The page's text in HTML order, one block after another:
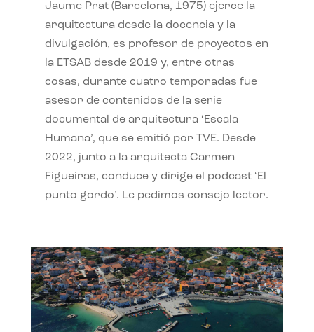
Jaume Prat (Barcelona, 1975) ejerce la
arquitectura desde la docencia y la
divulgación, es profesor de proyectos en
la ETSAB desde 2019 y, entre otras
cosas, durante cuatro temporadas fue
asesor de contenidos de la serie
documental de arquitectura ‘Escala
Humana’, que se emitió por TVE. Desde
2022, junto a la arquitecta Carmen
Figueiras, conduce y dirige el podcast ‘El
punto gordo’. Le pedimos consejo lector.